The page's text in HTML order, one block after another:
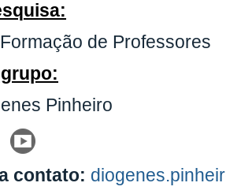
de Professores
Pinheiro
contato: